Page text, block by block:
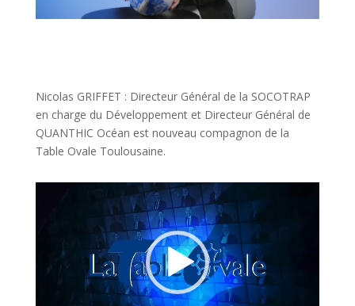
Nicolas GRIFFET : Directeur Général de la SOCOTRAP
en charge du Développement et Directeur Général de
QUANTHIC Océan est nouveau compagnon de la
Table Ovale Toulousaine.